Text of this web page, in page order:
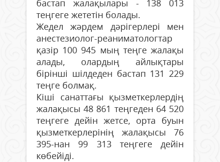
бастап жалақылары - 138 013
теңгеге жететін болады.
Жедел жәрдем дәрігерлері мен
анестезиолог-реаниматологтар
қазір 100 945 мың теңге жалақы
алады, олардың айлықтары
бірінші шілдеден бастап 131 229
теңге болмақ.
Кіші санаттағы қызметкерлердің
жалақысы 48 861 теңгеден 64 520
теңгеге дейін жетсе, орта буын
қызметкерлерінің жалақысы 76
395-нан 99 313 теңгеге дейін
көбейіді.